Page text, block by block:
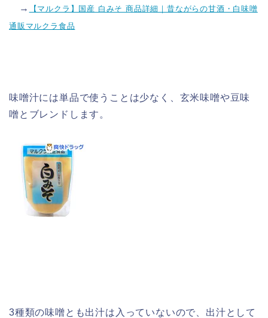
→
【マルクラ】国産 白みそ 商品詳細｜昔ながらの甘酒・白味噌
通販マルクラ食品
味噌汁には単品で使うことは少なく、玄米味噌や豆味
噌とブレンドします。
3種類の味噌とも出汁は入っていないので、出汁として